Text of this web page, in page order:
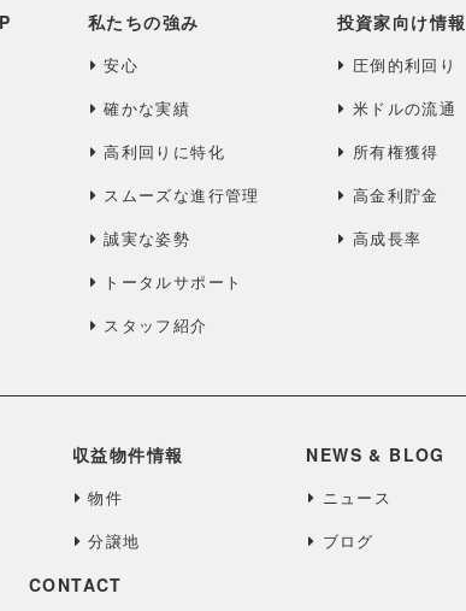
私たちの強み
安心
確かな実績
高利回りに特化
スムーズな進行管理
誠実な姿勢
トータルサポート
スタッフ紹介
投資家向け情報
圧倒的利回り
米ドルの流通
所有権獲得
高金利貯金
高成長率
収益物件情報
物件
分譲地
NEWS & BLOG
ニュース
ブログ
CONTACT